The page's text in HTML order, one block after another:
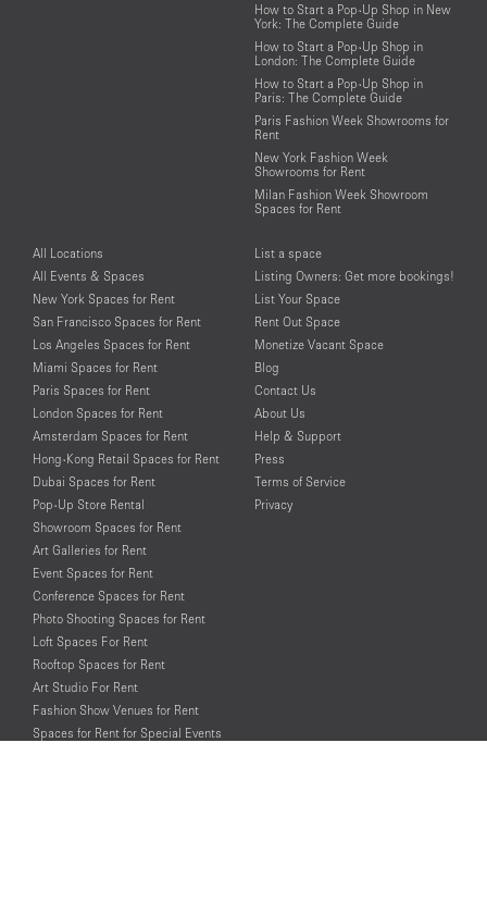
How to Start a Pop-Up Shop in New
York: The Complete Guide
How to Start a Pop-Up Shop in
London: The Complete Guide
How to Start a Pop-Up Shop in
Paris: The Complete Guide
Paris Fashion Week Showrooms for
Rent
New York Fashion Week
Showrooms for Rent
Milan Fashion Week Showroom
Spaces for Rent
All Locations
All Events & Spaces
New York Spaces for Rent
San Francisco Spaces for Rent
Los Angeles Spaces for Rent
Miami Spaces for Rent
Paris Spaces for Rent
London Spaces for Rent
Amsterdam Spaces for Rent
Hong-Kong Retail Spaces for Rent
Dubai Spaces for Rent
Pop-Up Store Rental
Showroom Spaces for Rent
Art Galleries for Rent
Event Spaces for Rent
Conference Spaces for Rent
Photo Shooting Spaces for Rent
Loft Spaces For Rent
Rooftop Spaces for Rent
Art Studio For Rent
Fashion Show Venues for Rent
Spaces for Rent for Special Events
List a space
Listing Owners: Get more bookings!
List Your Space
Rent Out Space
Monetize Vacant Space
Blog
Contact Us
About Us
Help & Support
Press
Terms of Service
Privacy